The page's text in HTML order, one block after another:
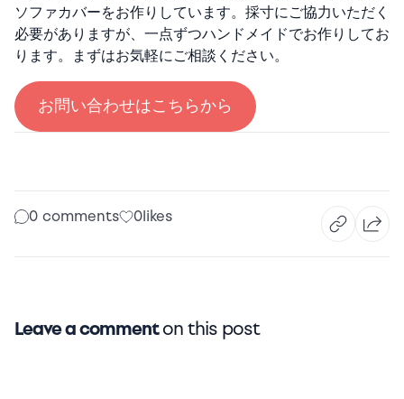
ソファカバーをお作りしています。採寸にご協力いただく
必要がありますが、一点ずつハンドメイドでお作りしてお
ります。まずはお気軽にご相談ください。
お問い合わせはこちらから
0 comments 0likes
Leave a commenton this post